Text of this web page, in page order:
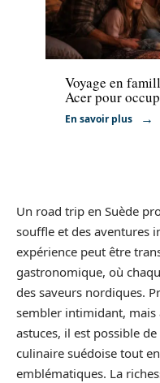
Voyage
Voyage en
Acer pour
En savoir plus
Un road trip en Suède
souffle et des aventures
expérience peut être
gastronomique, où
des saveurs nordiques.
sembler intimidant, mais
astuces, il est possible
culinaire suédoise tout
emblématiques. La